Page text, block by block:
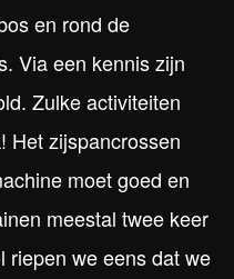
en rond de
Via een kennis zijn
Zulke activiteiten
Het zijspancrossen
moet goed en
meestal twee keer
riepen we eens dat we